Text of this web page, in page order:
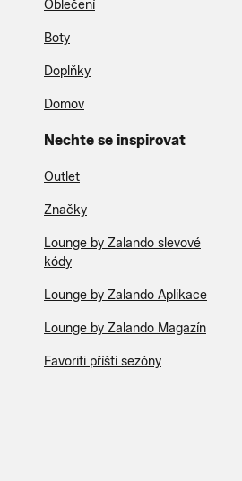
Oblečení
Boty
Doplňky
Domov
Nechte se inspirovat
Outlet
Značky
Lounge by Zalando slevové
kódy
Lounge by Zalando Aplikace
Lounge by Zalando Magazín
Favoriti příští sezóny